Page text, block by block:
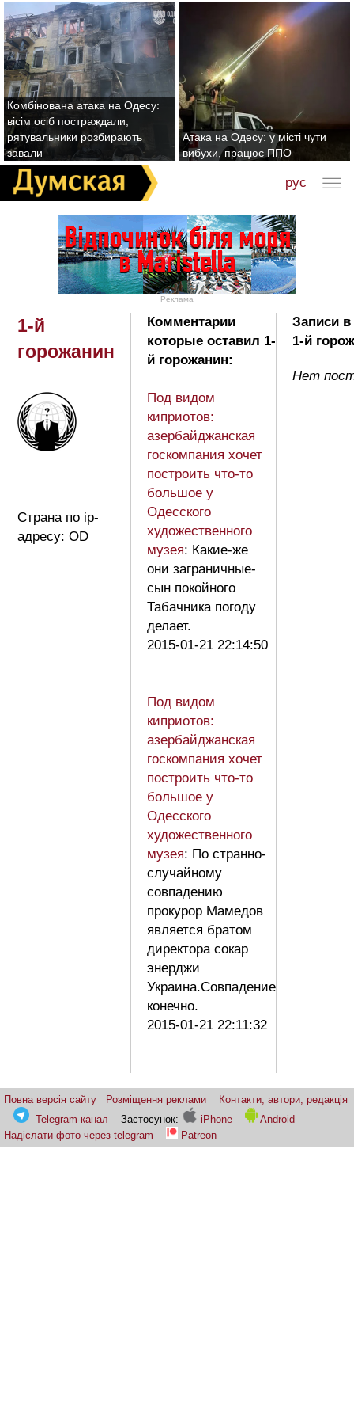
Комбінована атака на Одесу:
вісім осіб постраждали,
рятувальники розбирають
завали
Атака на Одесу: у місті чути
вибухи, працює ППО
рус
Реклама
1-й
горожанин
Страна по ip-
адресу: OD
Комментарии
которые оставил 1-
й горожанин:
Под видом
киприотов:
азербайджанская
госкомпания хочет
построить что-то
большое у
Одесского
художественного
музея: Какие-же
они заграничные-
сын покойного
Табачника погоду
делает.
2015-01-21 22:14:50
Под видом
киприотов:
азербайджанская
госкомпания хочет
построить что-то
большое у
Одесского
художественного
музея: По странно-
случайному
совпадению
прокурор Мамедов
является братом
директора сокар
энерджи
Украина.Совпадение
конечно.
2015-01-21 22:11:32
Записи
1-й
Нет
Повна версія сайту Розміщення реклами
Контакти, автори, редакція
Telegram-канал
Застосунок: iPhone
Android
Надіслати фото через telegram
Patreon